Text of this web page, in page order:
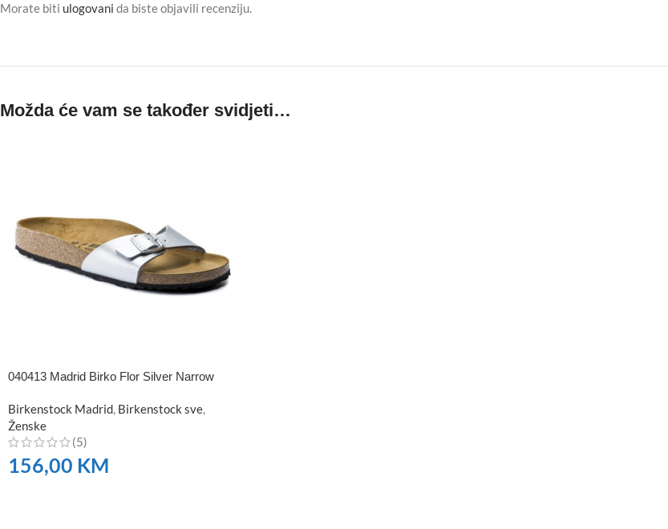
Morate biti ulogovani da biste objavili recenziju.
Možda će vam se također svidjeti…
040413 Madrid Birko Flor Silver Narrow
Birkenstock Madrid, Birkenstock sve,
Ženske
(5)
156,00 KM